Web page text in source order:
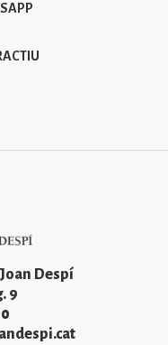
Despí
9